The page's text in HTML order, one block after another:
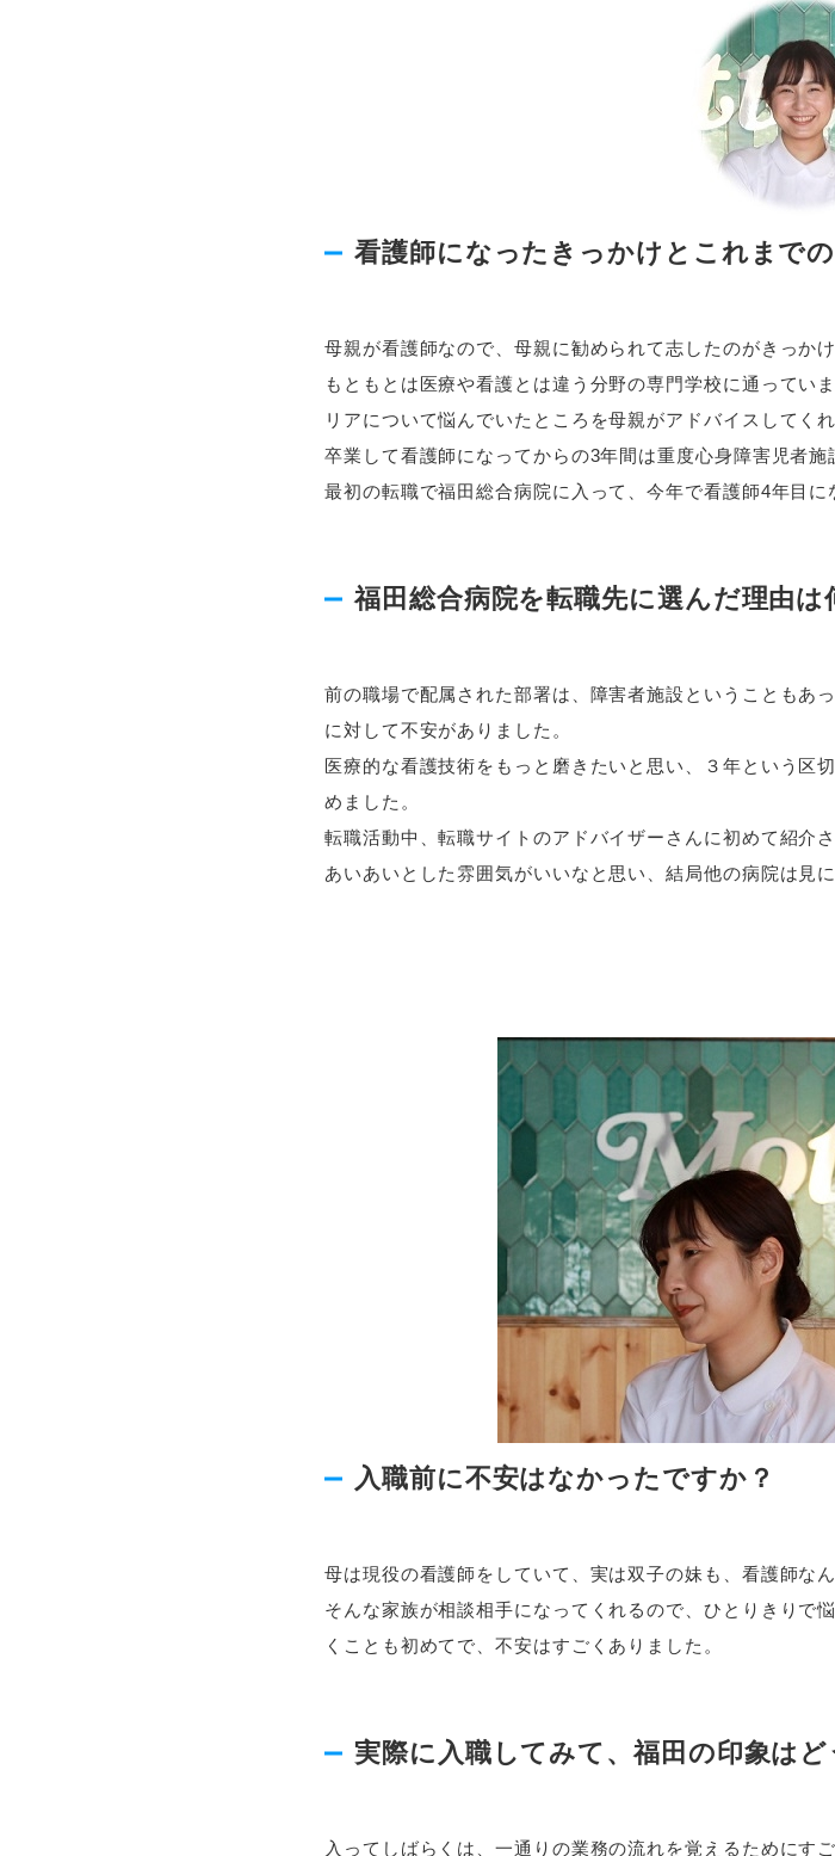
看護師になったきっかけとこれまで
母親が看護師なので、母親に勧められて志したのがきっかけ
もともとは医療や看護とは違う分野の専門学校に通ってい
リアについて悩んでいたところを母親がアドバイスしてく
卒業して看護師になってからの3年間は重度心身障害児者施
最初の転職で福田総合病院に入って、今年で看護師4年目に
福田総合病院を転職先に選んだ理由は
前の職場で配属された部署は、障害者施設ということもあ
に対して不安がありました。
医療的な看護技術をもっと磨きたいと思い、３年という区
めました。
転職活動中、転職サイトのアドバイザーさんに初めて紹介
あいあいとした雰囲気がいいなと思い、結局他の病院は見
入職前に不安はなかったですか？
母は現役の看護師をしていて、実は双子の妹も、看護師なん
そんな家族が相談相手になってくれるので、ひとりきりで
くことも初めてで、不安はすごくありました。
実際に入職してみて、福田の印象はど
入ってしばらくは、一通りの業務の流れを覚えるためにす